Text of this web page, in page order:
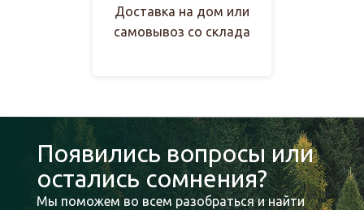
Доставка на дом или
самовывоз со склада
Появились вопросы или
остались сомнения?
Мы поможем во всем разобраться и найти